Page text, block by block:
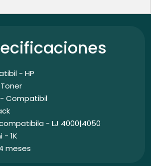
- HP
Compatibil
- LJ 4000|4050
- 1K
meses